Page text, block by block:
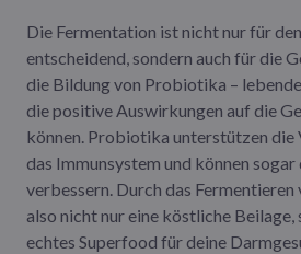
Die Fermentation ist nicht nur für
entscheidend, sondern auch für die
die Bildung von Probiotika –
die positive Auswirkungen auf die
können. Probiotika unterstützen die
das Immunsystem und können
verbessern. Durch das
also nicht nur eine köstliche Beilage,
echtes Superfood für deine